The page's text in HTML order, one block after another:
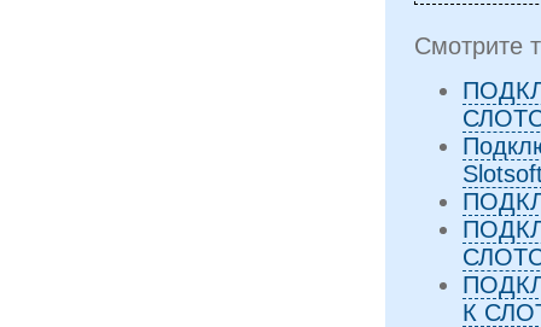
Смотрите
К